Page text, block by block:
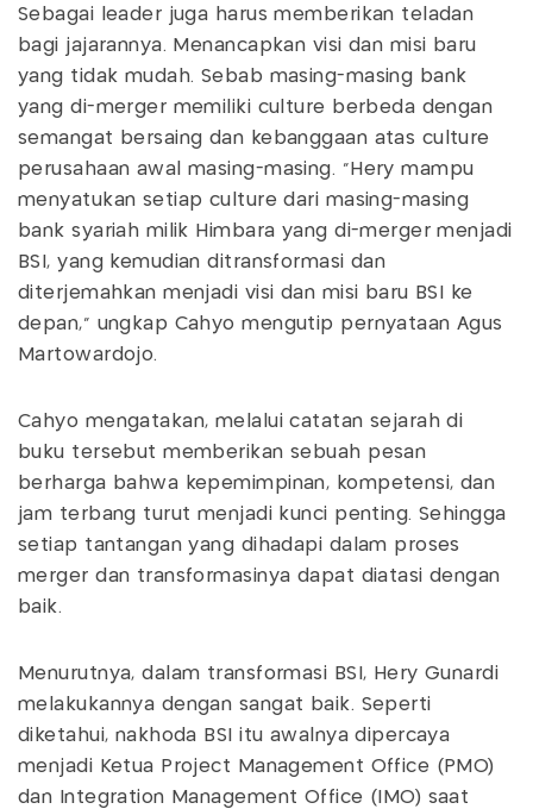
Sebagai leader juga harus memberikan teladan
bagi jajarannya. Menancapkan visi dan misi baru
yang tidak mudah. Sebab masing-masing bank
yang di-merger memiliki culture berbeda dengan
semangat bersaing dan kebanggaan atas culture
perusahaan awal masing-masing. “Hery mampu
menyatukan setiap culture dari masing-masing
bank syariah milik Himbara yang di-merger menjadi
BSI, yang kemudian ditransformasi dan
diterjemahkan menjadi visi dan misi baru BSI ke
depan,” ungkap Cahyo mengutip pernyataan Agus
Martowardojo.
Cahyo mengatakan, melalui catatan sejarah di
buku tersebut memberikan sebuah pesan
berharga bahwa kepemimpinan, kompetensi, dan
jam terbang turut menjadi kunci penting. Sehingga
setiap tantangan yang dihadapi dalam proses
merger dan transformasinya dapat diatasi dengan
baik.
Menurutnya, dalam transformasi BSI, Hery Gunardi
melakukannya dengan sangat baik. Seperti
diketahui, nakhoda BSI itu awalnya dipercaya
menjadi Ketua Project Management Office (PMO)
dan Integration Management Office (IMO) saat